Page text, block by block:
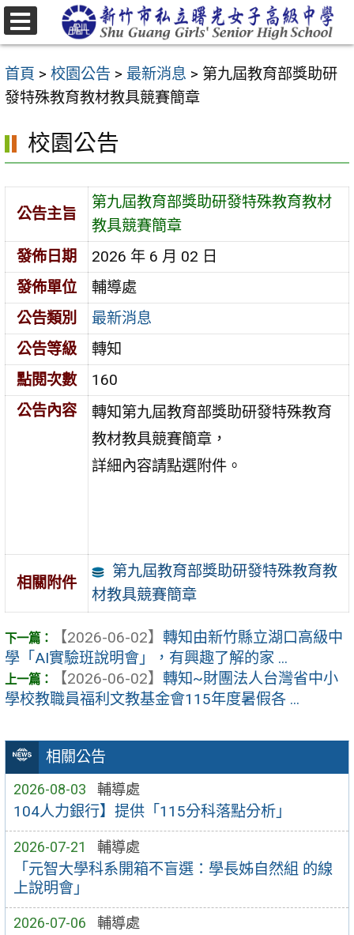
跳
至
要
內
區
首頁 > 校園公告 > 最新消息 > 第九屆教育部獎助研
發特殊教育教材教具競賽簡章
相關公告
2026-08-03 輔導處
104人力銀行】提供「115分科落點分析」
2026-07-21 輔導處
「元智大學科系開箱不盲選：學長姊自然組 的線
上說明會」
2026-07-06 輔導處
校園公告
公告主旨
第九屆教育部獎助研發特殊教育教材
教具競賽簡章
發佈日期
2026 年 6 月 02 日
發佈單位
輔導處
公告類別
最新消息
公告等級
轉知
點閱次數
160
公告內容
轉知第九屆教育部獎助研發特殊教育
教材教具競賽簡章，
詳細內容請點選附件。
相關附件
第九屆教育部獎助研發特殊教育教
材教具競賽簡章
【2026-06-02】 轉知由新竹縣立湖口高級中
學「AI實驗班說明會」，有興趣了解的家 ...
【2026-06-02】 轉知~財團法人台灣省中小
學校教職員福利文教基金會115年度暑假各 ...
選
單